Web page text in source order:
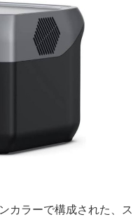
カラーで構成された、ス